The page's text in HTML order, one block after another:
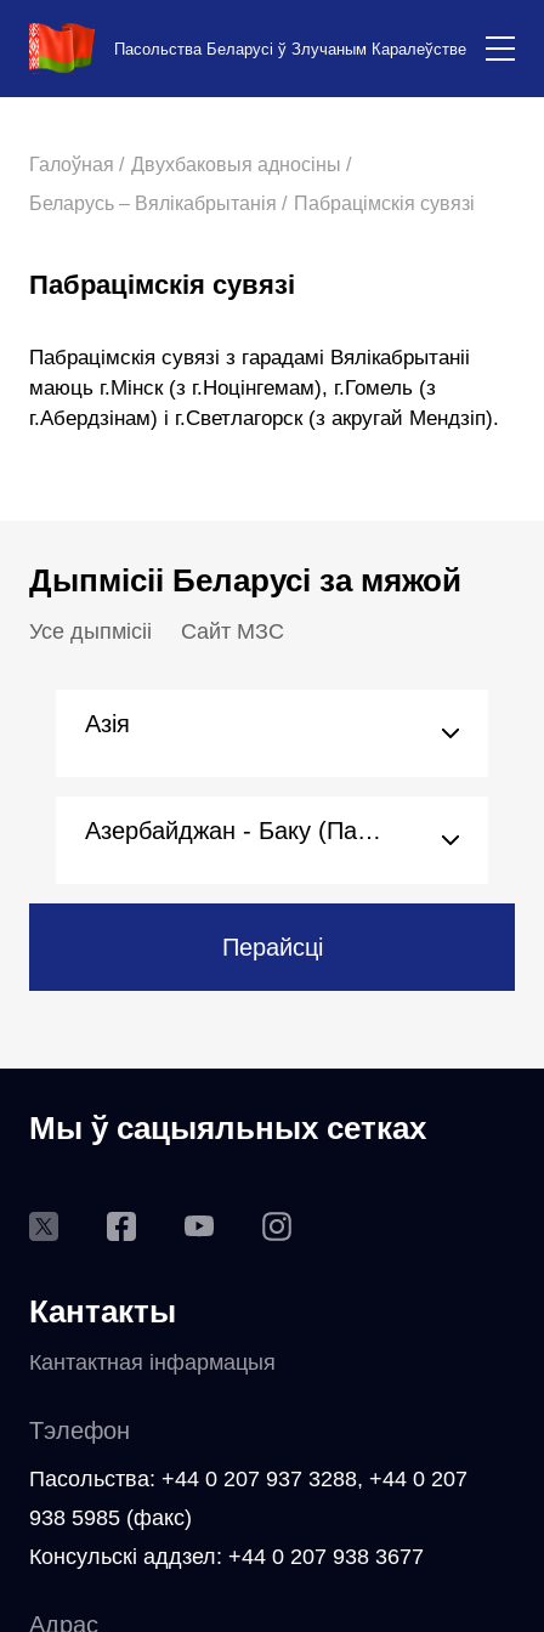
Пасольства Беларусі ў Злучаным Каралеўстве
Галоўная / Двухбаковыя адносіны /
Беларусь – Вялікабрытанія / Пабрацімскія сувязі
Пабрацімскія сувязі
Пабрацімскія сувязі з гарадамі Вялікабрытаніі
маюць г.Мінск (з г.Ноцінгемам), г.Гомель (з
г.Абердзінам) і г.Светлагорск (з акругай Мендзіп).
Дыпмісіі Беларусі за мяжой
Усе дыпмісіі Сайт МЗС
Азія
Азербайджан - Баку (Пасольства)
Перайсці
Мы ў сацыяльных сетках
Кантакты
Кантактная інфармацыя
Тэлефон
Пасольства: +44 0 207 937 3288, +44 0 207
938 5985 (факс)
Консульскі аддзел: +44 0 207 938 3677
Адрас